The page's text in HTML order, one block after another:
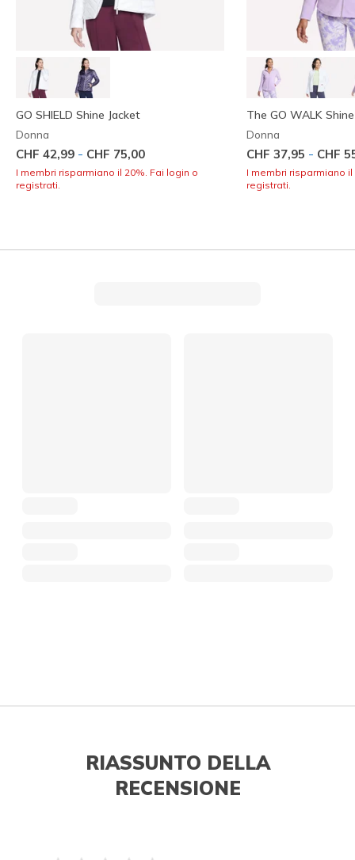
GO SHIELD Shine Jacket
Donna
CHF 42,99 - CHF 75,00
I membri risparmiano il 20%. Fai login o
registrati.
The GO WALK
Donna
CHF 37,95 - CHF
I membri risparmiano
registrati.
RIASSUNTO DELLA
RECENSIONE